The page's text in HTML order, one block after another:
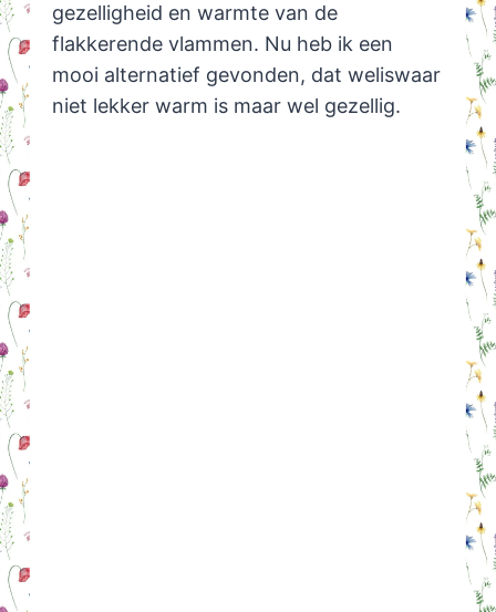
gezelligheid en warmte van de
flakkerende vlammen. Nu heb ik een
mooi alternatief gevonden, dat weliswaar
niet lekker warm is maar wel gezellig.